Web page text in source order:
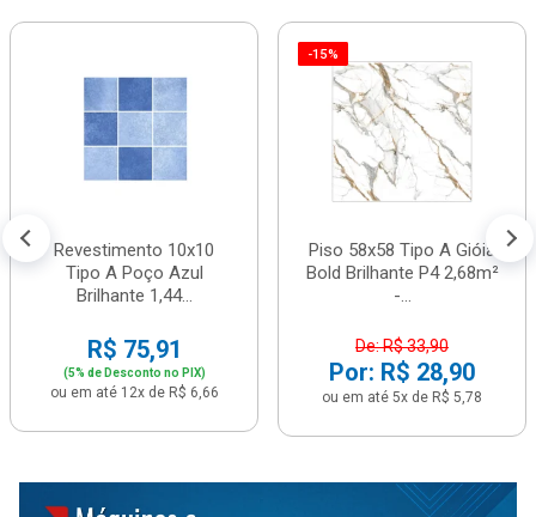
Revestimento 10x10
Tipo A Poço Azul
Brilhante 1,44...
R$ 75,91
(5% de Desconto no PIX)
ou em até 12x de R$ 6,66
-15%
Piso 58x58 Tipo A Gióia
Bold Brilhante P4 2,68m²
-...
De: R$ 33,90
Por: R$ 28,90
ou em até 5x de R$ 5,78